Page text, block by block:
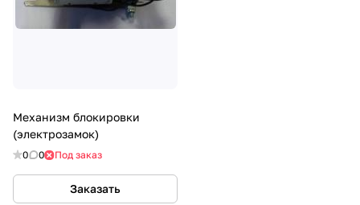
Механизм блокировки
(электрозамок)
0 0 Под заказ
Заказать